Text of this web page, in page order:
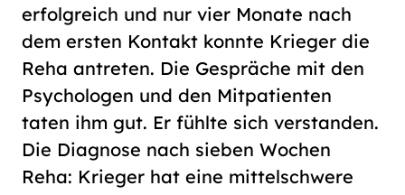
erfolgreich und nur vier Monate nach
dem ersten Kontakt konnte Krieger die
Reha antreten. Die Gespräche mit den
Psychologen und den Mitpatienten
taten ihm gut. Er fühlte sich verstanden.
Die Diagnose nach sieben Wochen
Reha: Krieger hat eine mittelschwere